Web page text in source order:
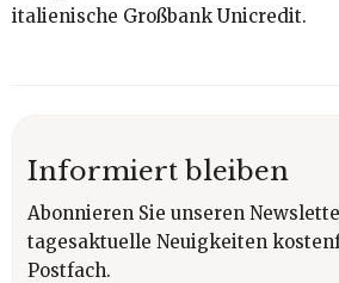
italienische Großbank Unicredit.
Informiert bleiben
Abonnieren Sie unseren
tagesaktuelle Neuigkeiten
Postfach.